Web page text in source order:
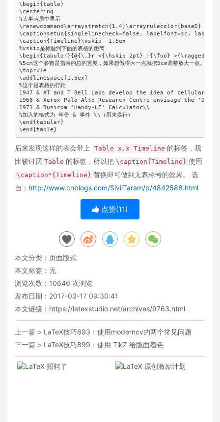
\begin{table}
\centering
%大事表居中显示
\renewcommand\arraystretch{1.4}\arrayrulecolor{baseD}
\captionsetup{singlelinecheck=false, labelfont=sc,
\caption{Timeline}\vskip -1.5ex
%vskip是标题到下面的表格的距离
\begin{tabular}{@{\,}r <{\hskip 2pt} !{\foo}
%5cm这个参数是指表的总的宽度，如果想做得大一点就把5cm调整放大一点。
\toprule
\addlinespace[1.5ex]
%这个是表格的行距
1947 & AT and T Bell Labs develop the idea of cellular
1968 & Xerox Palo Alto Research Centre envisage the
1971 & Busicom 'Handy-LE' Calculator\\
%加入的格式为 年份 & 事件 \\（用来换行）
\end{tabular}
\end{table}
后来发现这样的表会带上 Table x.x Timeline 的标签，我
比较讨厌 Table 的标签，所以把 \caption{Timeline} 使用
\caption*{Timeline} 替换即可做到无表标号的效果。 选
自： http://www.cnblogs.com/SivilTaram/p/4842588.html
点赞(11)
本文分类： 页面版式
本文标签：无
浏览次数： 10646 次浏览
发布日期：2017-03-17 09:30:41
本文链接： https://latexstudio.net/archives/9763.html
上一篇 > LaTeX技巧893：使用moderncv的两个常见问题
下一篇 > LaTeX技巧899：使用 TikZ 给版面着色